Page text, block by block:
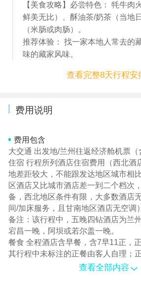
【美食攻略】必尝特色： 牦牛肉
鲜美无比）、酥油茶/奶茶（当地
（米肠或肉肠）。
推荐体验： 找一家本地人常去的
味的藏家风味。
查看完整8天行程安
费用说明
费用包含
大交通 出发地/兰州往返经济舱机票（
住宿 行程所列酒店住宿费用（西北酒
地差距较大，不能跟发达地区城市相
区酒店又比城市酒店差一到二个档次
备，西北地区条件有限，大多数酒店
间/加床服务，且甘南地区酒店无空调）
备注：该行程中，五晚四钻酒店为兰
宕昌一晚，阿坝或若尔盖一晚。
餐食 全程酒店含早餐，含7早11正，
其行程中未标注的正餐由客人自理；
6人以下按实际餐标退还，正餐由客人
查看全部内容